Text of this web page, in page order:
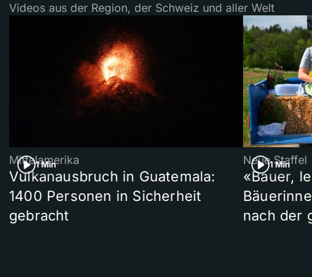
Videos aus der Region, der Schweiz und aller Welt
1 Min
Mittelamerika
Vulkanausbruch in Guatemala:
1400 Personen in Sicherheit
gebracht
1 Min
Neue Staffel
«Bauer,
nach der